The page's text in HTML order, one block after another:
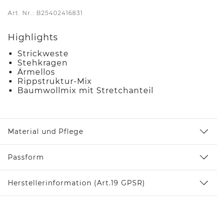
Art. Nr.: B25402416831
Highlights
Strickweste
Stehkragen
Ärmellos
Rippstruktur-Mix
Baumwollmix mit Stretchanteil
Material und Pflege
Passform
Herstellerinformation (Art.19 GPSR)